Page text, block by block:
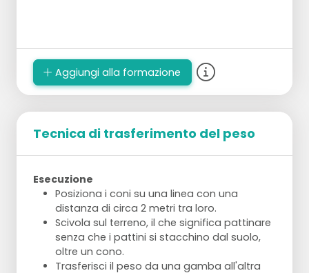
Aggiungi alla formazione
Tecnica di trasferimento del peso
Esecuzione
Posiziona i coni su una linea con una
distanza di circa 2 metri tra loro.
Scivola sul terreno, il che significa pattinare
senza che i pattini si stacchino dal suolo,
oltre un cono.
Trasferisci il peso da una gamba all'altra